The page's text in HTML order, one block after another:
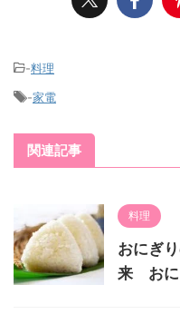
-料理
-家電
関連記事
料理
おにぎ
来 おに